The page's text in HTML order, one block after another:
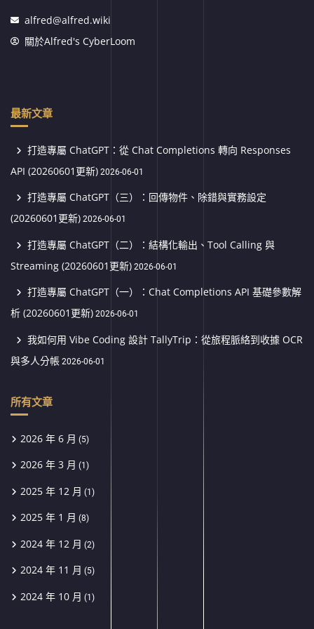
alfred@alfred.wiki
關於Alfred's CyberLoom
最新文章
打造專屬 ChatGPT：從 Chat Completions 轉向 Responses
API (20260601更新) 2026-06-01
打造專屬 ChatGPT（三）：回傳物件、除錯與實務設定
(20260601更新) 2026-06-01
打造專屬 ChatGPT（二）：結構化輸出、Tool Calling 與
Streaming (20260601更新) 2026-06-01
打造專屬 ChatGPT（一）：Chat Completions API 基礎參數解
析 (20260601更新) 2026-06-01
我如何用 Vibe Coding 設計 TallyTrip：從旅程脈絡到收據 OCR
與多人分帳 2026-06-01
所有文章
2026 年 6 月 (5)
2026 年 3 月 (1)
2025 年 12 月 (1)
2025 年 1 月 (8)
2024 年 12 月 (2)
2024 年 11 月 (5)
2024 年 10 月 (1)